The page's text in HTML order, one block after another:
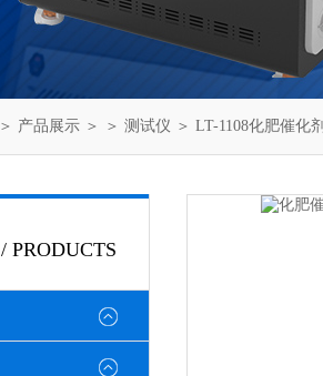
＞ 产品展示 ＞ ＞ 测试仪 ＞ LT-1108化肥催化
/ PRODUCTS